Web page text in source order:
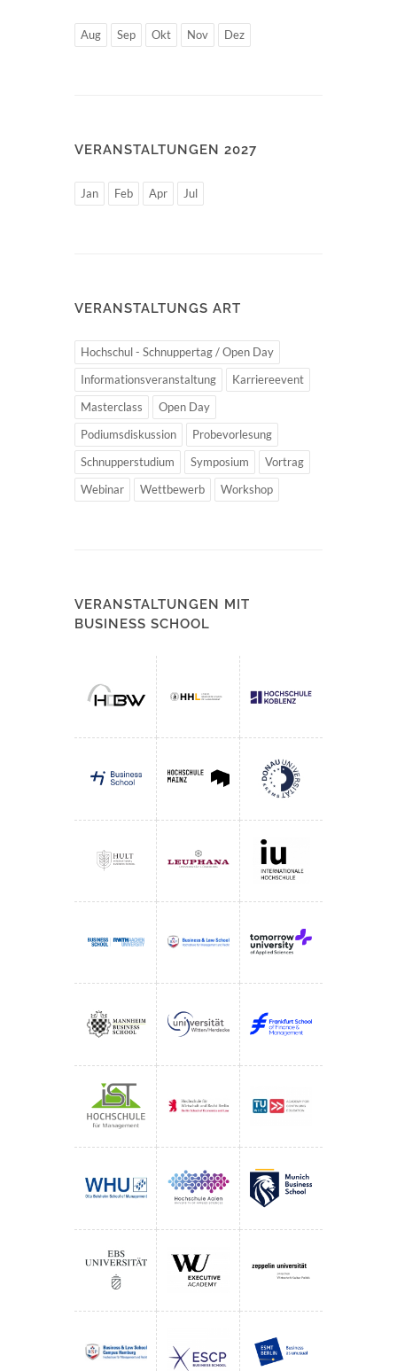
Aug Sep Okt Nov Dez
VERANSTALTUNGEN 2027
Jan Feb Apr Jul
VERANSTALTUNGS ART
Hochschul - Schnuppertag / Open Day
Informationsveranstaltung
Karriereevent
Masterclass
Open Day
Podiumsdiskussion
Probevorlesung
Schnupperstudium
Symposium
Vortrag
Webinar
Wettbewerb Workshop
VERANSTALTUNGEN MIT
BUSINESS SCHOOL